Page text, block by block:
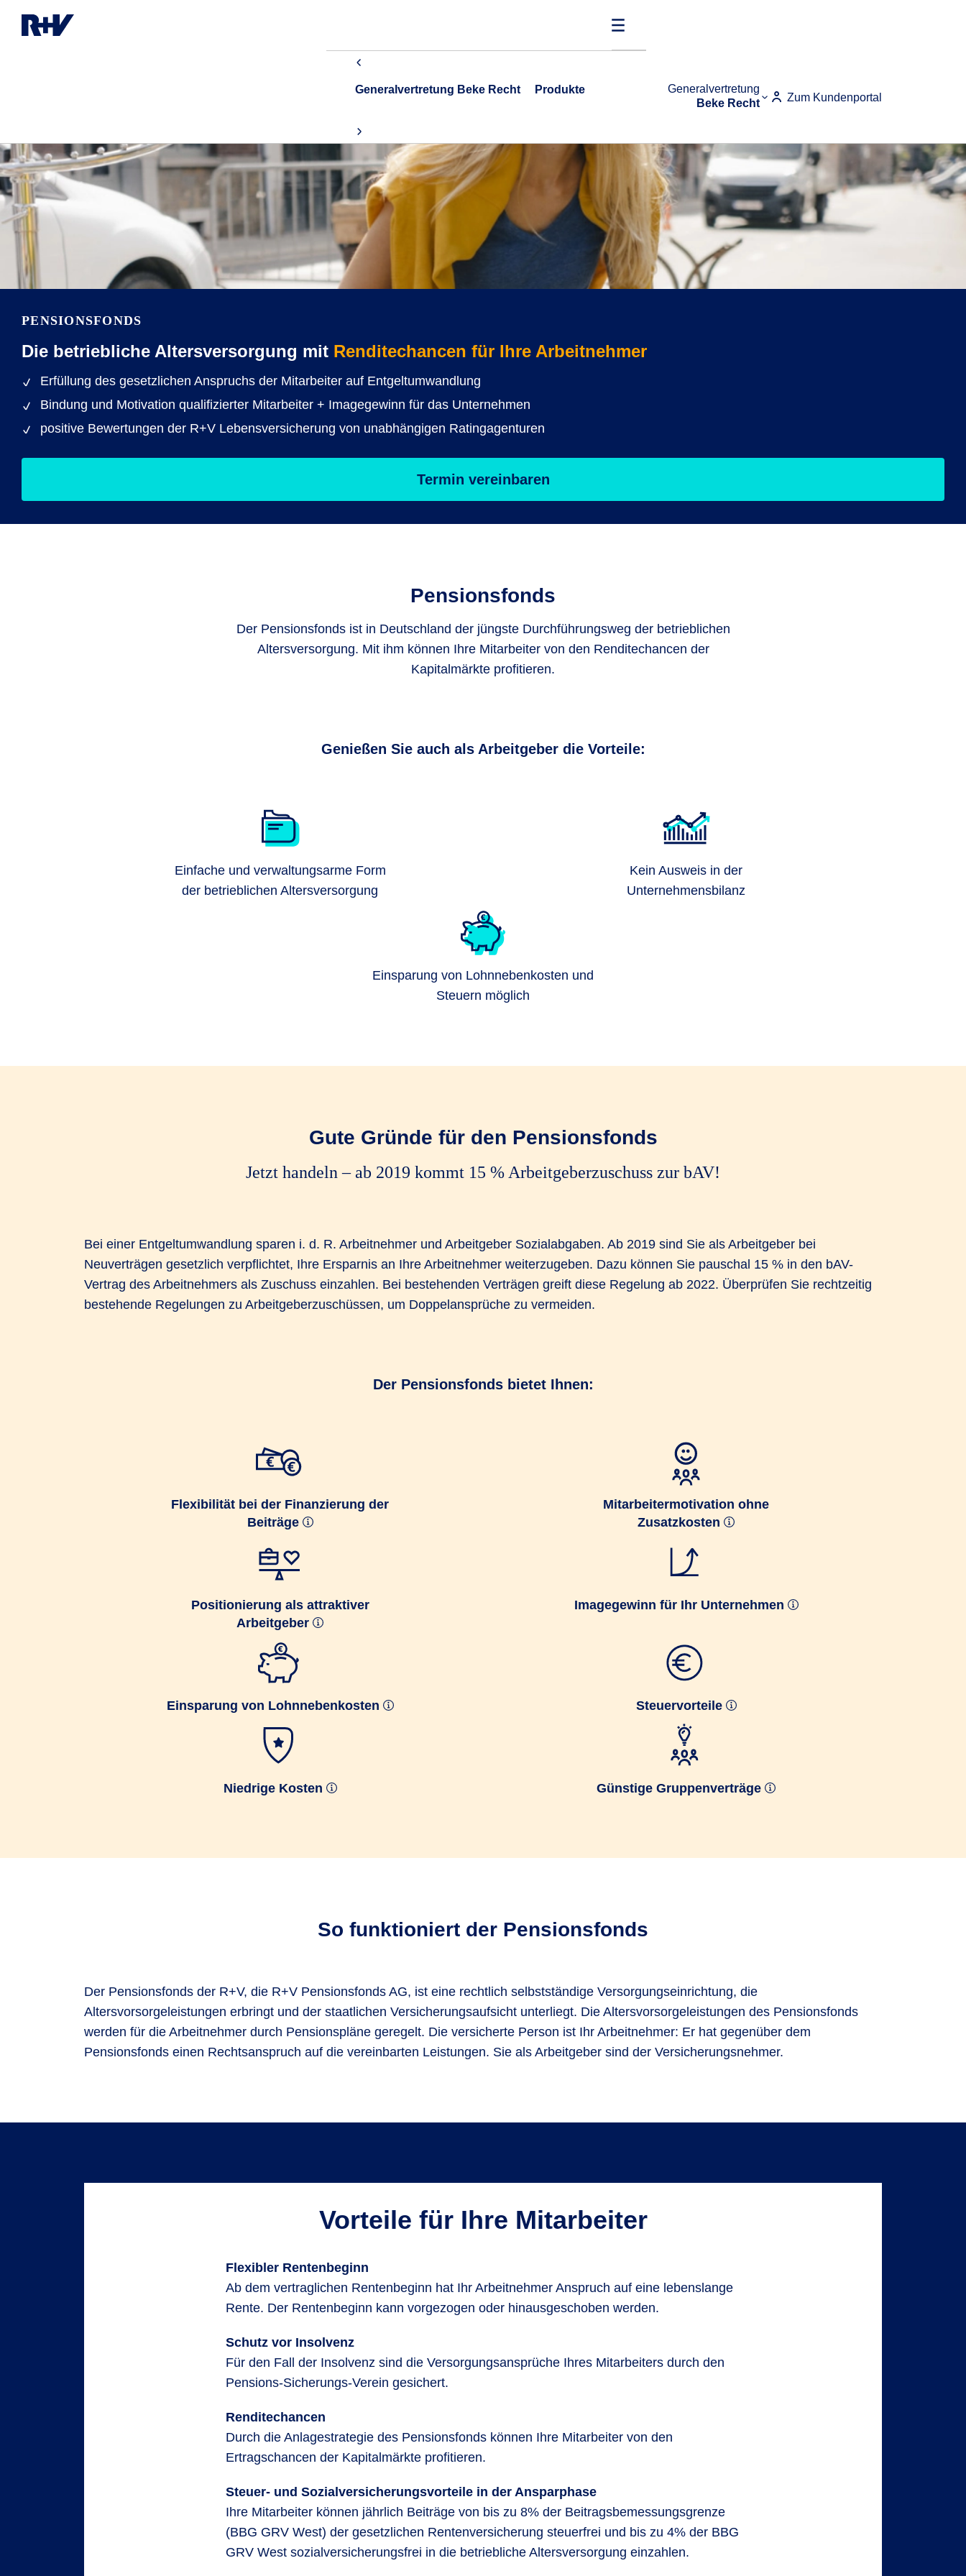
Generalvertretung
Beke Recht
Zum Kundenportal
Generalvertretung Beke Recht Produkte
PENSIONSFONDS
Die betriebliche Altersversorgung mit Renditechancen für Ihre Arbeitnehmer
Erfüllung des gesetzlichen Anspruchs der Mitarbeiter auf Entgeltumwandlung
Bindung und Motivation qualifizierter Mitarbeiter + Imagegewinn für das Unternehmen
positive Bewertungen der R+V Lebensversicherung von unabhängigen Ratingagenturen
Termin vereinbaren
Pensionsfonds
Der Pensionsfonds ist in Deutschland der jüngste Durchführungsweg der betrieblichen
Altersversorgung. Mit ihm können Ihre Mitarbeiter von den Renditechancen der
Kapitalmärkte profitieren.
Genießen Sie auch als Arbeitgeber die Vorteile:
Einfache und verwaltungsarme Form
der betrieblichen Altersversorgung
Kein Ausweis in der
Unternehmensbilanz
Einsparung von Lohnnebenkosten und
Steuern möglich
Gute Gründe für den Pensionsfonds
Jetzt handeln – ab 2019 kommt 15 % Arbeitgeberzuschuss zur bAV!
Bei einer Entgeltumwandlung sparen i. d. R. Arbeitnehmer und Arbeitgeber Sozialabgaben. Ab 2019 sind Sie als Arbeitgeber bei
Neuverträgen gesetzlich verpflichtet, Ihre Ersparnis an Ihre Arbeitnehmer weiterzugeben. Dazu können Sie pauschal 15 % in den bAV-
Vertrag des Arbeitnehmers als Zuschuss einzahlen. Bei bestehenden Verträgen greift diese Regelung ab 2022. Überprüfen Sie rechtzeitig
bestehende Regelungen zu Arbeitgeberzuschüssen, um Doppelansprüche zu vermeiden.
Der Pensionsfonds bietet Ihnen:
Flexibilität bei der Finanzierung der
Beiträge
Mitarbeitermotivation ohne
Zusatzkosten
Positionierung als attraktiver
Arbeitgeber
Imagegewinn für Ihr Unternehmen
Einsparung von Lohnnebenkosten Steuervorteile
Niedrige Kosten Günstige Gruppenverträge
So funktioniert der Pensionsfonds
Der Pensionsfonds der R+V, die R+V Pensionsfonds AG, ist eine rechtlich selbstständige Versorgungseinrichtung, die
Altersvorsorgeleistungen erbringt und der staatlichen Versicherungsaufsicht unterliegt. Die Altersvorsorgeleistungen des Pensionsfonds
werden für die Arbeitnehmer durch Pensionspläne geregelt. Die versicherte Person ist Ihr Arbeitnehmer: Er hat gegenüber dem
Pensionsfonds einen Rechtsanspruch auf die vereinbarten Leistungen. Sie als Arbeitgeber sind der Versicherungsnehmer.
Vorteile für Ihre Mitarbeiter
Flexibler Rentenbeginn
Ab dem vertraglichen Rentenbeginn hat Ihr Arbeitnehmer Anspruch auf eine lebenslange
Rente. Der Rentenbeginn kann vorgezogen oder hinausgeschoben werden.
Schutz vor Insolvenz
Für den Fall der Insolvenz sind die Versorgungsansprüche Ihres Mitarbeiters durch den
Pensions-Sicherungs-Verein gesichert.
Renditechancen
Durch die Anlagestrategie des Pensionsfonds können Ihre Mitarbeiter von den
Ertragschancen der Kapitalmärkte profitieren.
Steuer- und Sozialversicherungsvorteile in der Ansparphase
Ihre Mitarbeiter können jährlich Beiträge von bis zu 8% der Beitragsbemessungsgrenze
(BBG GRV West) der gesetzlichen Rentenversicherung steuerfrei und bis zu 4% der BBG
GRV West sozialversicherungsfrei in die betriebliche Altersversorgung einzahlen.